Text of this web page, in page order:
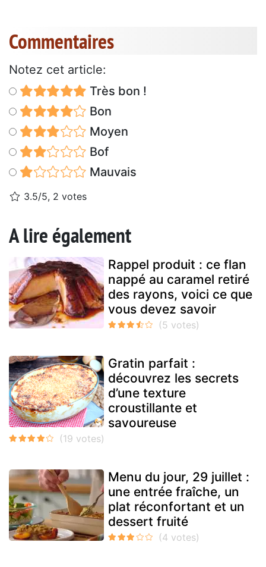
Commentaires
Notez cet article:
Très bon !
Bon
Moyen
Bof
Mauvais
3.5/5, 2 votes
A lire également
Rappel produit : ce flan
nappé au caramel retiré
des rayons, voici ce que
vous devez savoir
Gratin parfait :
découvrez les secrets
d’une texture
croustillante et
savoureuse
Menu du jour, 29 juillet :
une entrée fraîche, un
plat réconfortant et un
dessert fruité